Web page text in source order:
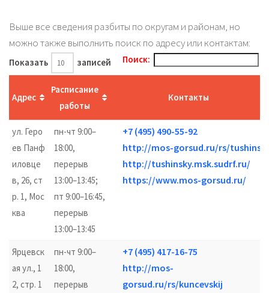
Выше все сведения разбиты по округам и районам, но
можно также выполнить поиск по адресу или контактам:
Показать записей Поиск:
Адрес
Расписание
работы
Контакты
ул. Геро
ев Панф
иловце
в, 26, ст
р. 1, Мос
ква
пн-чт 9:00–
18:00,
перерыв
13:00–13:45;
пт 9:00–16:45,
перерыв
13:00–13:45
+7 (495) 490-55-92
http://mos-gorsud.ru/rs/
http://tushinsky.msk.sudrf.ru/
https://www.mos-gorsud.ru/
Ярцевск
ая ул., 1
2, стр. 1
пн-чт 9:00–
18:00,
перерыв
+7 (495) 417-16-75
http://mos-
gorsud.ru/rs/kuncevskij